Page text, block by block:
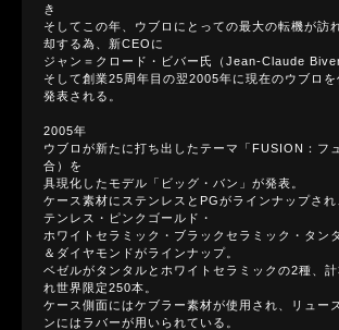
き
そしてこの年、ウブロにとっての最大の転機が訪
却する為、新CEOに
ジャン＝クロード・ビバー氏（Jean-Claude Biver
そして創業25周年目の翌2005年に現在のウブロ
発表される。
2005年
ウブロが新たに打ち出したテーマ「FUSION：フ
合）を
具現化したモデル「ビッグ・バン」が発表。
ケース素材にステンレスとPGがラインナップされ
テンレス・ピンクゴールド・
ホワイトセラミック・ブラックセラミック・タン
＆ダイヤモンドがラインナップ。
ベゼルがタンタルとホワイトセラミックの2種、
れ世界限定250本。
ケース側面にはケブラー素材が使用され、リュー
ンにはラバーが用いられている。